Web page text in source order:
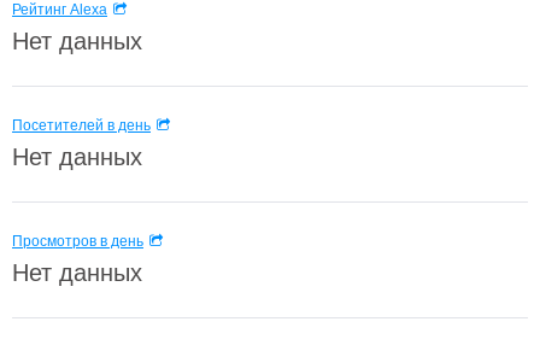
Рейтинг Alexa
Нет данных
Посетителей в день
Нет данных
Просмотров в день
Нет данных